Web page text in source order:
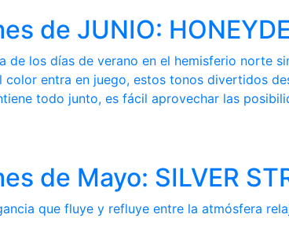
de JUNIO:
de los días de verano en el hemisferio norte
color entra en juego, estos tonos divertidos
todo junto, es fácil aprovechar las
de Mayo: SILVER
que fluye y refluye entre la atmósfera